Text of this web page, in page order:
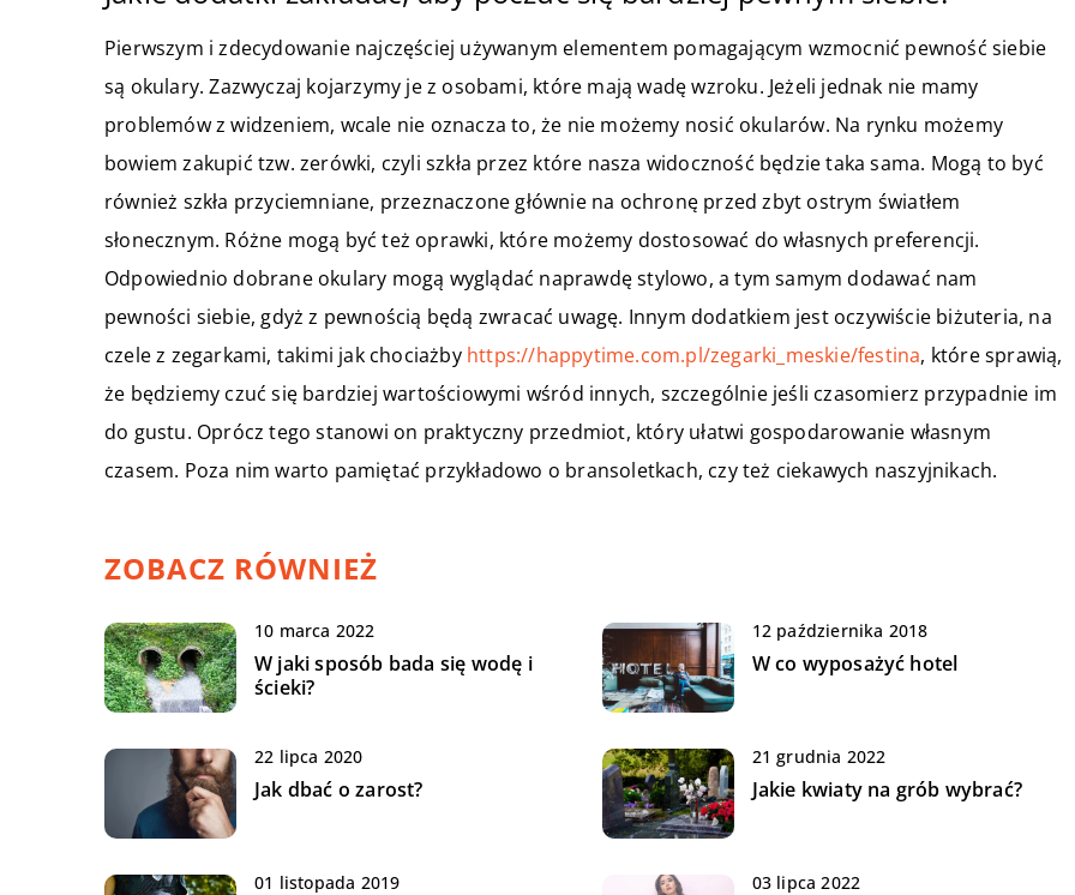
Pierwszym i zdecydowanie najczęściej używanym elementem pomagającym wzmocnić pewność siebie
są okulary. Zazwyczaj kojarzymy je z osobami, które mają wadę wzroku. Jeżeli jednak nie mamy
problemów z widzeniem, wcale nie oznacza to, że nie możemy nosić okularów. Na rynku możemy
bowiem zakupić tzw. zerówki, czyli szkła przez które nasza widoczność będzie taka sama. Mogą to być
również szkła przyciemniane, przeznaczone głównie na ochronę przed zbyt ostrym światłem
słonecznym. Różne mogą być też oprawki, które możemy dostosować do własnych preferencji.
Odpowiednio dobrane okulary mogą wyglądać naprawdę stylowo, a tym samym dodawać nam
pewności siebie, gdyż z pewnością będą zwracać uwagę. Innym dodatkiem jest oczywiście biżuteria, na
czele z zegarkami, takimi jak chociażby https://happytime.com.pl/zegarki_meskie/festina, które sprawią,
że będziemy czuć się bardziej wartościowymi wśród innych, szczególnie jeśli czasomierz przypadnie im
do gustu. Oprócz tego stanowi on praktyczny przedmiot, który ułatwi gospodarowanie własnym
czasem. Poza nim warto pamiętać przykładowo o bransoletkach, czy też ciekawych naszyjnikach.
ZOBACZ RÓWNIEŻ
10 marca 2022
W jaki sposób bada się wodę i
ścieki?
12 października 2018
W co wyposażyć hotel
22 lipca 2020
Jak dbać o zarost?
21 grudnia 2022
Jakie kwiaty na grób wybrać?
01 listopada 2019 03 lipca 2022